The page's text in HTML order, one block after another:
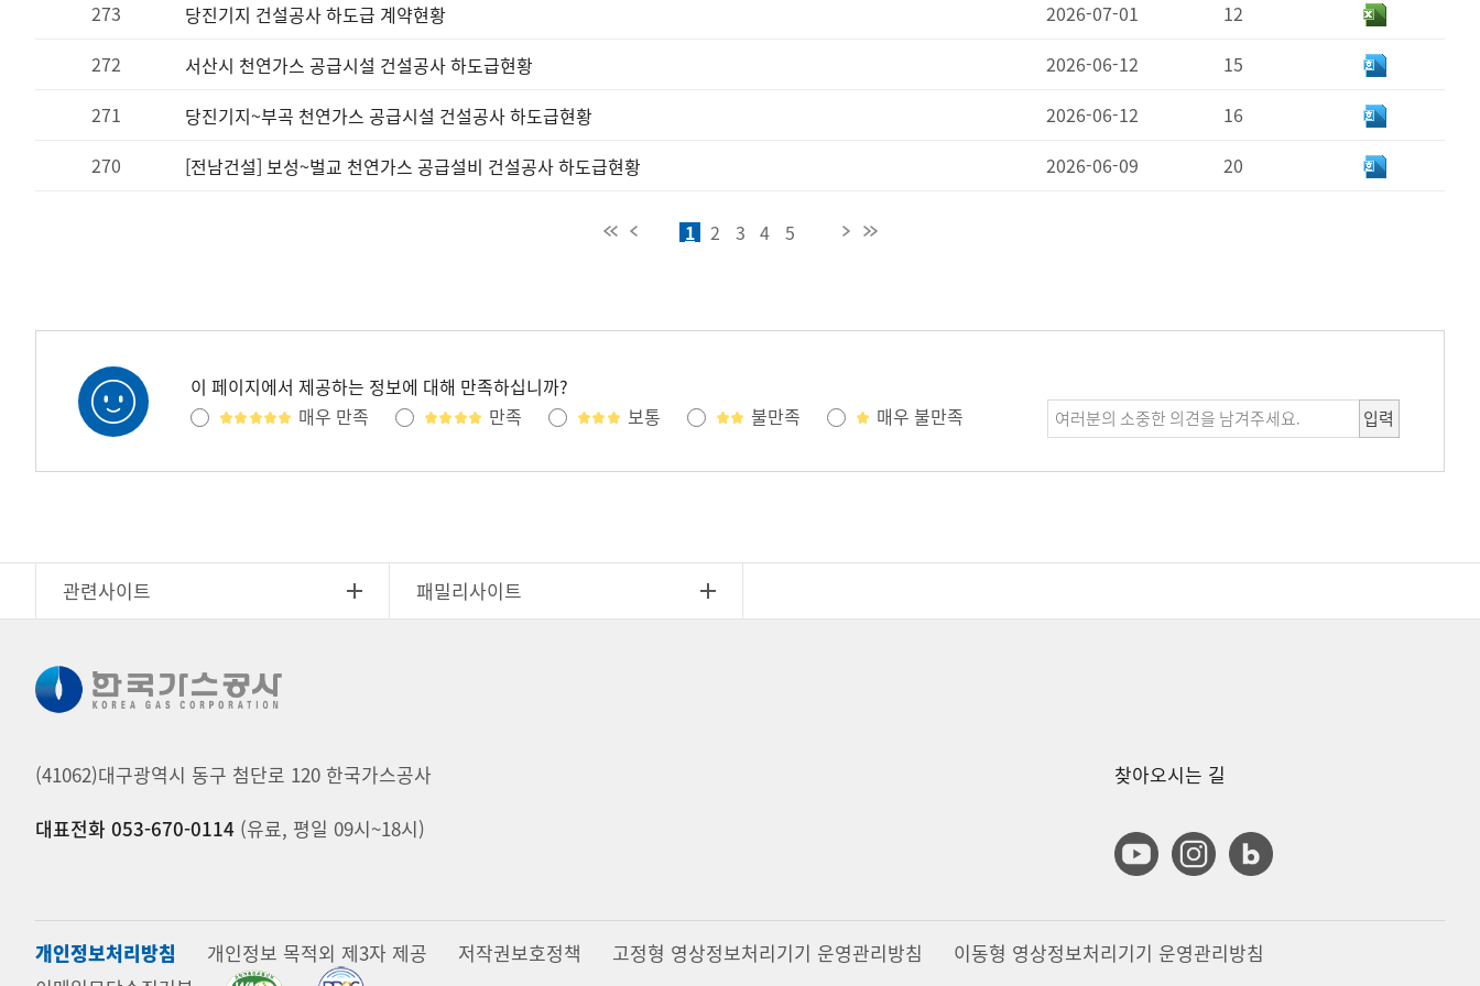
273 당진기지 건설공사 하도급 계약현황 2026-07-01
12
272
서산시 천연가스 공급시설 건설공사 하도급현황 2026-06-12
15
271
당진기지~부곡 천연가스 공급시설 건설공사 하도급현황 2026-06-12
16
270
[전남건설] 보성~벌교 천연가스 공급설비 건설공사 하도급현황 2026-06-09 20
처음페이지이전페이지
1 2 3 4 5
다음페이지마지막페이지
이 페이지에서 제공하는 정보에 대해 만족하십니까?
매우 만족
만족 보통 불만족 매우 불만족 입력
관련사이트 패밀리사이트
(41062)대구광역시 동구 첨단로 120 한국가스공사
대표전화 053-670-0114 (유료, 평일 09시~18시)
찾아오시는 길
유튜브인스타그램블로그
개인정보처리방침 개인정보 목적외 제3자 제공 저작권보호정책 고정형 영상정보처리기기 운영관리방침
이동형 영상정보처리기기 운영관리방침